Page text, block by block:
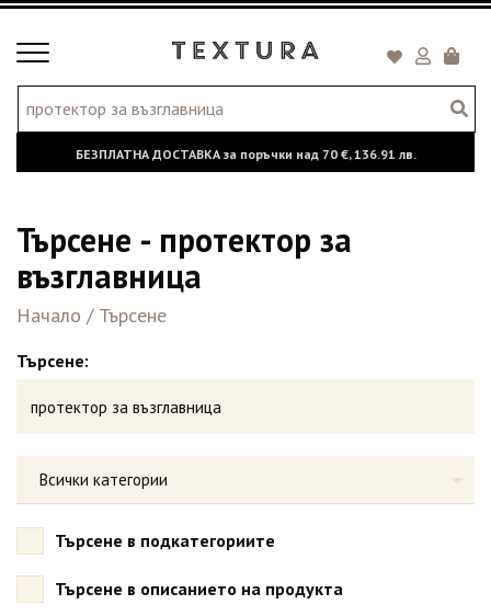
Toggle
БЕЗПЛАТНА ДОСТАВКА за поръчки над 70 €,136.91 лв.
Търсене - протектор за
възглавница
Начало / Търсене
Търсене:
Всички категории
Търсене в подкатегориите
Търсене в описанието на продукта